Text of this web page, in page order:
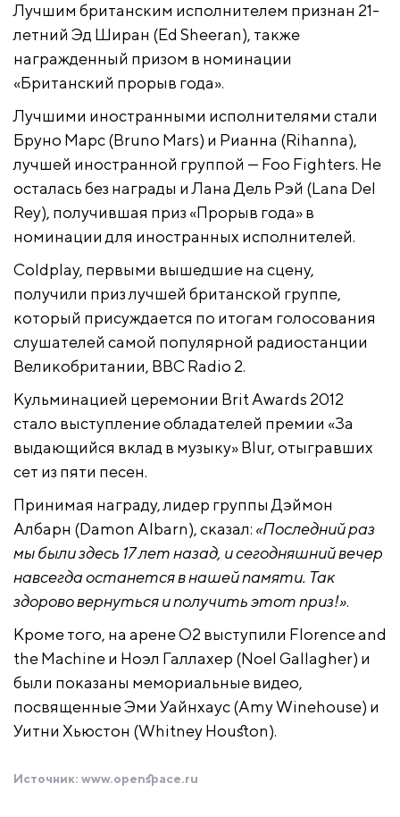
Лучшим британским исполнителем признан 21-
летний Эд Ширан (Ed Sheeran), также
награжденный призом в номинации
«Британский прорыв года».
Лучшими иностранными исполнителями стали
Бруно Марс (Bruno Mars) и Рианна (Rihanna),
лучшей иностранной группой — Foo Fighters. Не
осталась без награды и Лана Дель Рэй (Lana Del
Rey), получившая приз «Прорыв года» в
номинации для иностранных исполнителей.
Coldplay, первыми вышедшие на сцену,
получили приз лучшей британской группе,
который присуждается по итогам голосования
слушателей самой популярной радиостанции
Великобритании, BBC Radio 2.
Кульминацией церемонии Brit Awards 2012
стало выступление обладателей премии «За
выдающийся вклад в музыку» Blur, отыгравших
сет из пяти песен.
Принимая награду, лидер группы Дэймон
Албарн (Damon Albarn), сказал: «Последний раз
мы были здесь 17 лет назад, и сегодняшний вечер
навсегда останется в нашей памяти. Так
здорово вернуться и получить этот приз!».
Кроме того, на арене O2 выступили Florence and
the Machine и Ноэл Галлахер (Noel Gallagher) и
были показаны мемориальные видео,
посвященные Эми Уайнхаус (Amy Winehouse) и
Уитни Хьюстон (Whitney Houston).
Источник: www.openspace.ru